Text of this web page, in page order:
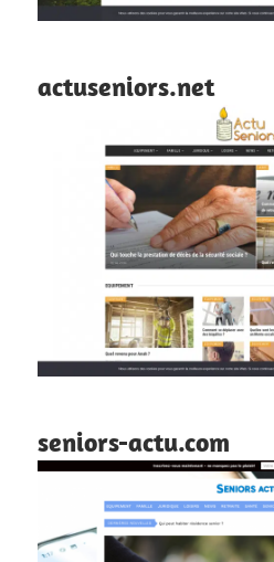
actuseniors.net
seniors-actu.com